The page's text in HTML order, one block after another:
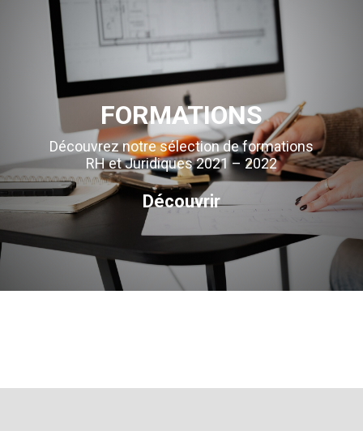
FORMATIONS
Découvrez notre sélection de formations
RH et Juridiques 2021 – 2022
Découvrir